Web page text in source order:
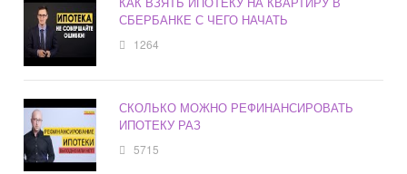
СБЕРБАНКЕ С ЧЕГО НАЧАТЬ
1264
СКОЛЬКО МОЖНО РЕФИНАНСИРОВАТЬ
ИПОТЕКУ РАЗ
5715